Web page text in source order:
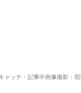
ャッチ・記事中画像撮影：